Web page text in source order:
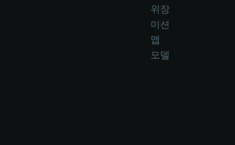
위장
미션
맵
모델